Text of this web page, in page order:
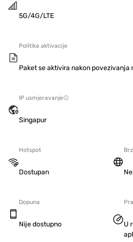
5G/4G/LTE
Politika aktivacije
Paket se aktivira nakon povezivanja
IP usmjeravanje
Singapur
Hotspot
Dostupan
Dopuna
Nije dostupno
U